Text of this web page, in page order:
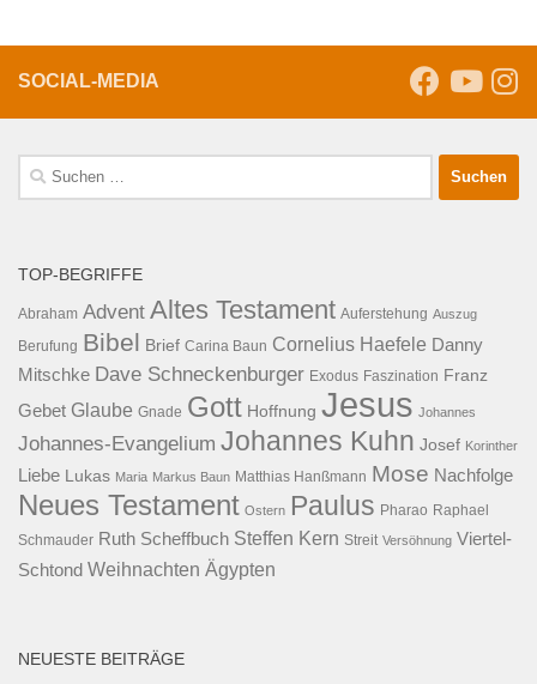
SOCIAL-MEDIA
Suche
nach:
TOP-BEGRIFFE
Abraham Advent Altes Testament Auferstehung Auszug
Berufung Bibel Brief Carina Baun Cornelius Haefele Danny
Mitschke Dave Schneckenburger Exodus Faszination Franz
Gebet Glaube Gnade Gott Hoffnung Jesus Johannes
Johannes-Evangelium Johannes Kuhn Josef Korinther
Liebe Lukas Maria Markus Baun Matthias Hanßmann Mose Nachfolge
Neues Testament Ostern Paulus Pharao Raphael
Schmauder Ruth Scheffbuch Steffen Kern Streit Versöhnung Viertel-
Schtond Weihnachten Ägypten
NEUESTE BEITRÄGE